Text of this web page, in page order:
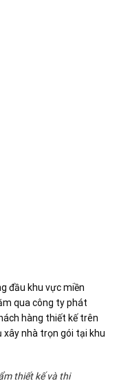
đầu khu vực miền
qua công ty phát
hàng thiết kế trên
xây nhà trọn gói tại khu
thiết kế và thi